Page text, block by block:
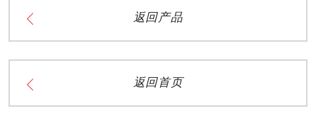
返回产品
返回首页